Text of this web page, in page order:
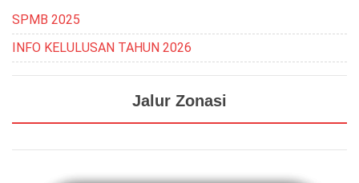
SPMB 2025
INFO KELULUSAN TAHUN 2026
Jalur Zonasi